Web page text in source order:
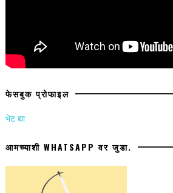
फेसबुक प्रोफाइल
भेट द्या
आमच्याशी WHATSAPP वर जुडा.